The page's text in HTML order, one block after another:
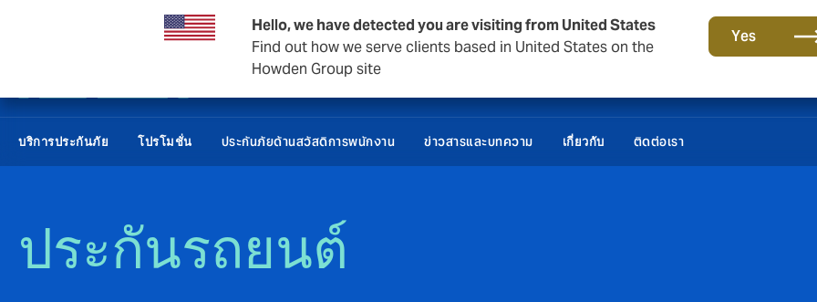
Hello, we have detected you are visiting from United States
Find out how we serve clients based in United States on the
Howden Group site
Yes
ธุรกิจและองค์กร
บริการประกันภัย โปรโมชั่น ประกันภัยด้านสวัสดิการพนักงาน ข่าวสารและบทความ เกี่ยวกับ ติดต่อเรา
ประกันรถยนต์